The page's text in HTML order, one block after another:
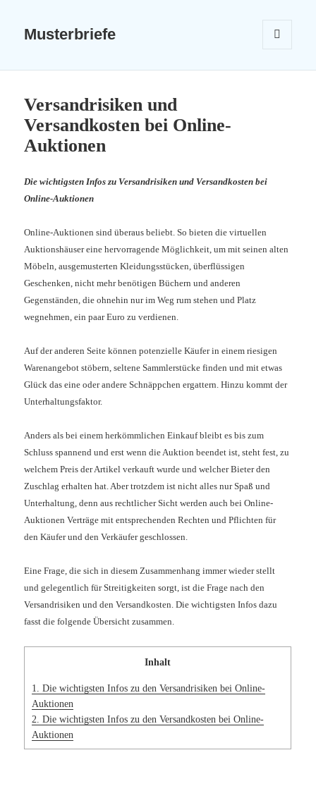
Musterbriefe
WIDGETS
Versandrisiken und
Versandkosten bei Online-
Auktionen
Die wichtigsten Infos zu Versandrisiken und Versandkosten bei
Online-Auktionen
Online-Auktionen sind überaus beliebt. So bieten die virtuellen
Auktionshäuser eine hervorragende Möglichkeit, um mit seinen alten
Möbeln, ausgemusterten Kleidungsstücken, überflüssigen
Geschenken, nicht mehr benötigen Büchern und anderen
Gegenständen, die ohnehin nur im Weg rum stehen und Platz
wegnehmen, ein paar Euro zu verdienen.
Auf der anderen Seite können potenzielle Käufer in einem riesigen
Warenangebot stöbern, seltene Sammlerstücke finden und mit etwas
Glück das eine oder andere Schnäppchen ergattern. Hinzu kommt der
Unterhaltungsfaktor.
Anders als bei einem herkömmlichen Einkauf bleibt es bis zum
Schluss spannend und erst wenn die Auktion beendet ist, steht fest, zu
welchem Preis der Artikel verkauft wurde und welcher Bieter den
Zuschlag erhalten hat. Aber trotzdem ist nicht alles nur Spaß und
Unterhaltung, denn aus rechtlicher Sicht werden auch bei Online-
Auktionen Verträge mit entsprechenden Rechten und Pflichten für
den Käufer und den Verkäufer geschlossen.
Eine Frage, die sich in diesem Zusammenhang immer wieder stellt
und gelegentlich für Streitigkeiten sorgt, ist die Frage nach den
Versandrisiken und den Versandkosten. Die wichtigsten Infos dazu
fasst die folgende Übersicht zusammen.
Inhalt
1.
Die wichtigsten Infos zu den Versandrisiken bei Online-
Auktionen
2. Die wichtigsten Infos zu den Versandkosten bei Online-
Auktionen